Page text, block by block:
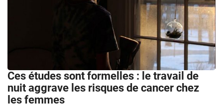
Ces études sont formelles : le travail de
nuit aggrave les risques de cancer chez
les femmes